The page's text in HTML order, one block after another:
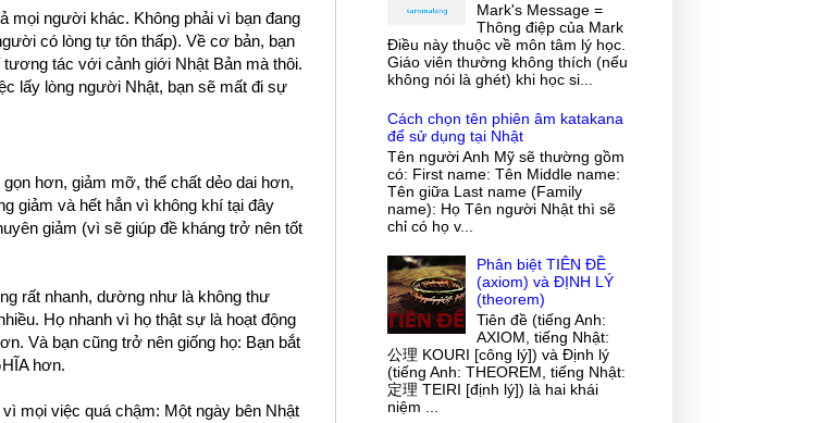
mọi người khác. Không phải vì bạn đang
có lòng tự tôn thấp). Về cơ bản, bạn
tác với cảnh giới Nhật Bản mà thôi.
lấy lòng người Nhật, bạn sẽ mất đi sự
hơn, giảm mỡ, thể chất dẻo dai hơn,
giảm và hết hẳn vì không khí tại đây
giảm (vì sẽ giúp đề kháng trở nên tốt
rất nhanh, dường như là không thư
Họ nhanh vì họ thật sự là hoạt động
Và bạn cũng trở nên giống họ: Bạn bắt
hơn.
mọi việc quá chậm: Một ngày bên Nhật
Mark's Message =
Thông điệp của Mark
Điều này thuộc về môn tâm lý học.
Giáo viên thường không thích (nếu
không nói là ghét) khi học si...
Cách chọn tên phiên âm katakana
để sử dụng tại Nhật
Tên người Anh Mỹ sẽ thường gồm
có: First name: Tên Middle name:
Tên giữa Last name (Family
name): Họ Tên người Nhật thì sẽ
chỉ có họ v...
Phân biệt TIÊN ĐỀ
(axiom) và ĐỊNH LÝ
(theorem)
Tiên đề (tiếng Anh:
AXIOM, tiếng Nhật:
公理 KOURI [công lý]) và Định lý
(tiếng Anh: THEOREM, tiếng Nhật:
定理 TEIRI [định lý]) là hai khái
niệm ...